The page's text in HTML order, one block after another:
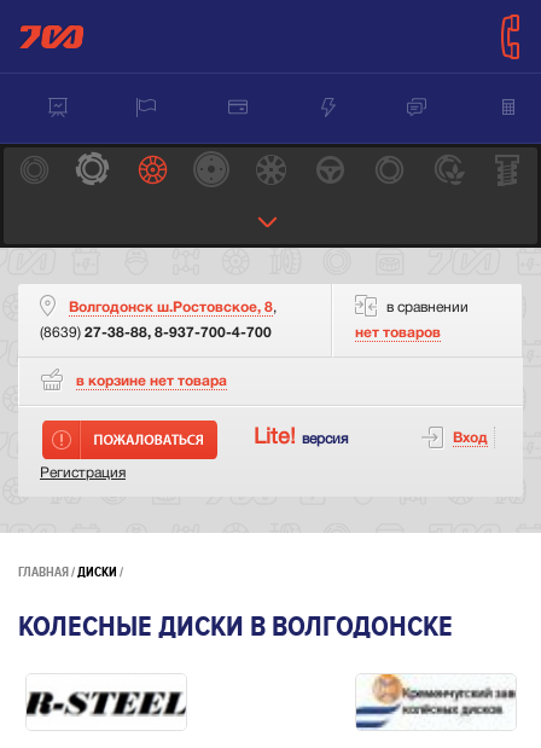
Волгодонск ш.Ростовское, 8,
(8639) 27-38-88, 8-937-700-4-700
в сравнении
нет товаров
в корзине нет товара
Lite! версия Вход
Регистрация
ГЛАВНАЯ ДИСКИ
КОЛЕСНЫЕ ДИСКИ В ВОЛГОДОНСКЕ